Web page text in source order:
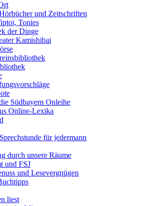
und Zeitschriften
Tonies
der Dinge
Kamishibai
Südbayern Onleihe
Online-Lexika
für jedermann
durch unsere Räume
und FSJ
und Lesevergnügen
liest